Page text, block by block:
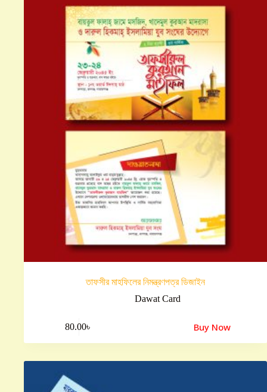
তাফসীর মাহফিলের নিমন্ত্রণপত্র ডিজাইন
Dawat Card
80.00৳ Buy Now